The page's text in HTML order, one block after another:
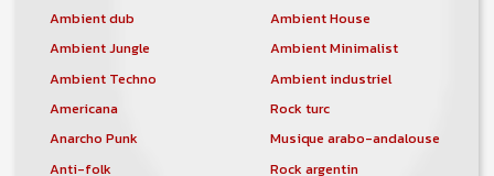
Ambient dub
Ambient House
Ambient Jungle
Ambient Minimalist
Ambient Techno
Ambient industriel
Americana
Rock turc
Anarcho Punk
Musique arabo-andalouse
Anti-folk
Rock argentin